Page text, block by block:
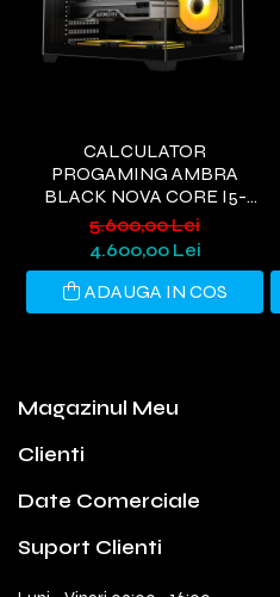
CALCULATOR
PROGAMING AMBRA
BLACK NOVA CORE I5-
9400, 32GB DDR4, 1TB SSD,
RTX 3050 6GB, WIFI 6,
WINDOWS 11 HOME
5.600,00 Lei
4.600,00 Lei
ADAUGA IN COS
Magazinul Meu
Clienti
Date Comerciale
Suport Clienti